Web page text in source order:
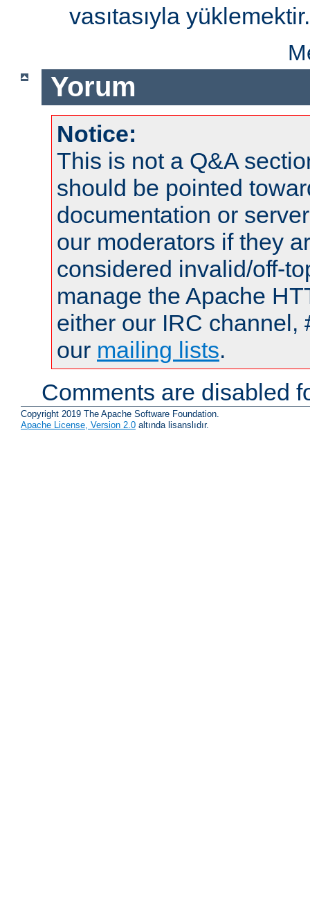
vasıtasıyla yüklemektir.
Yorum
Notice:
This is not a Q&A
should be pointed
documentation or
our moderators if they
considered invalid/off-
manage the Apache
either our IRC channel,
our mailing lists.
Comments are disabled
Copyright 2019 The Apache Software Foundation.
Apache License, Version 2.0 altında lisanslıdır.